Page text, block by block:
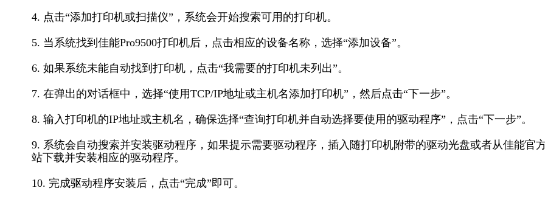
4. 点击“添加打印机或扫描仪”，系统会开始搜索可用的打印机。
5. 当系统找到佳能Pro9500打印机后，点击相应的设备名称，选择“添加设备”。
6. 如果系统未能自动找到打印机，点击“我需要的打印机未列出”。
7. 在弹出的对话框中，选择“使用TCP/IP地址或主机名添加打印机”，然后点击“下一步”。
8. 输入打印机的IP地址或主机名，确保选择“查询打印机并自动选择要使用的驱动程序”，点击“下一步”。
9. 系统会自动搜索并安装驱动程序，如果提示需要驱动程序，插入随打印机附带的驱动光盘或者从佳能官
站下载并安装相应的驱动程序。
10. 完成驱动程序安装后，点击“完成”即可。